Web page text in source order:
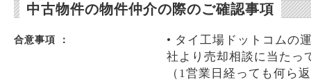
中古物件の物件仲介の際のご確認事項
合意事項 ：
• タイ工場ドットコムの
社より売却相談に当たっ
（1営業日経っても何ら